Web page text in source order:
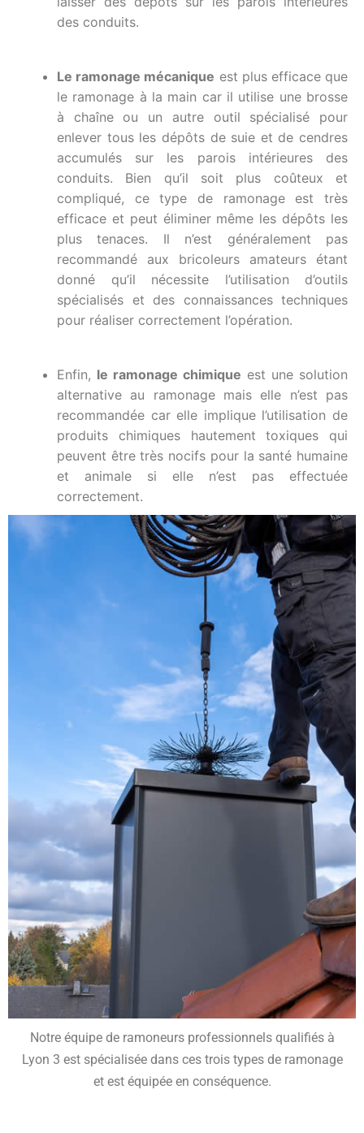
des conduits.
Le ramonage mécanique est plus efficace que
le ramonage à la main car il utilise une brosse
à chaîne ou un autre outil spécialisé pour
enlever tous les dépôts de suie et de cendres
accumulés sur les parois intérieures des
conduits. Bien qu’il soit plus coûteux et
compliqué, ce type de ramonage est très
efficace et peut éliminer même les dépôts les
plus tenaces. Il n’est généralement pas
recommandé aux bricoleurs amateurs étant
donné qu’il nécessite l’utilisation d’outils
spécialisés et des connaissances techniques
pour réaliser correctement l’opération.
Enfin, le ramonage chimique est une solution
alternative au ramonage mais elle n’est pas
recommandée car elle implique l’utilisation de
produits chimiques hautement toxiques qui
peuvent être très nocifs pour la santé humaine
et animale si elle n’est pas effectuée
correctement.
Notre équipe de ramoneurs professionnels qualifiés à
Lyon 3 est spécialisée dans ces trois types de ramonage
et est équipée en conséquence.